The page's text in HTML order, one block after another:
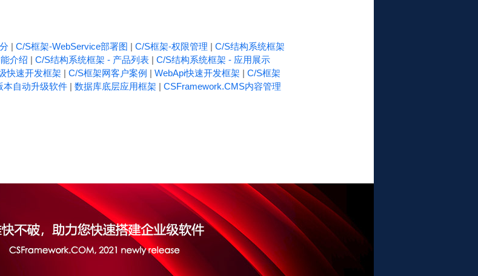
| C/S框架-WebService部署图 | C/S框架-权限管理 | C/S结构系统框架
介绍 | C/S结构系统框架 - 产品列表| C/S结构系统框架 - 应用展示
快速开发框架 | C/S框架网客户案例 | WebApi快速开发框架 | C/S框架
本自动升级软件| 数据库底层应用框架 | CSFramework.CMS内容管理